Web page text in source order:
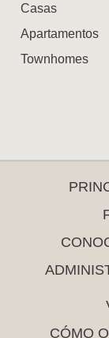
Casas
Apartamentos
Townhomes
CÓMO